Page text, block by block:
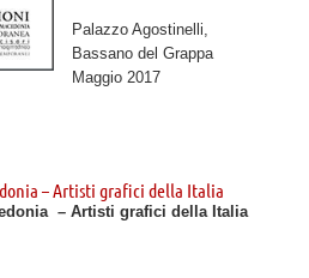
Palazzo Agostinelli,
Bassano del Grappa
Maggio 2017
– Artisti grafici della Italia
– Artisti grafici della Italia